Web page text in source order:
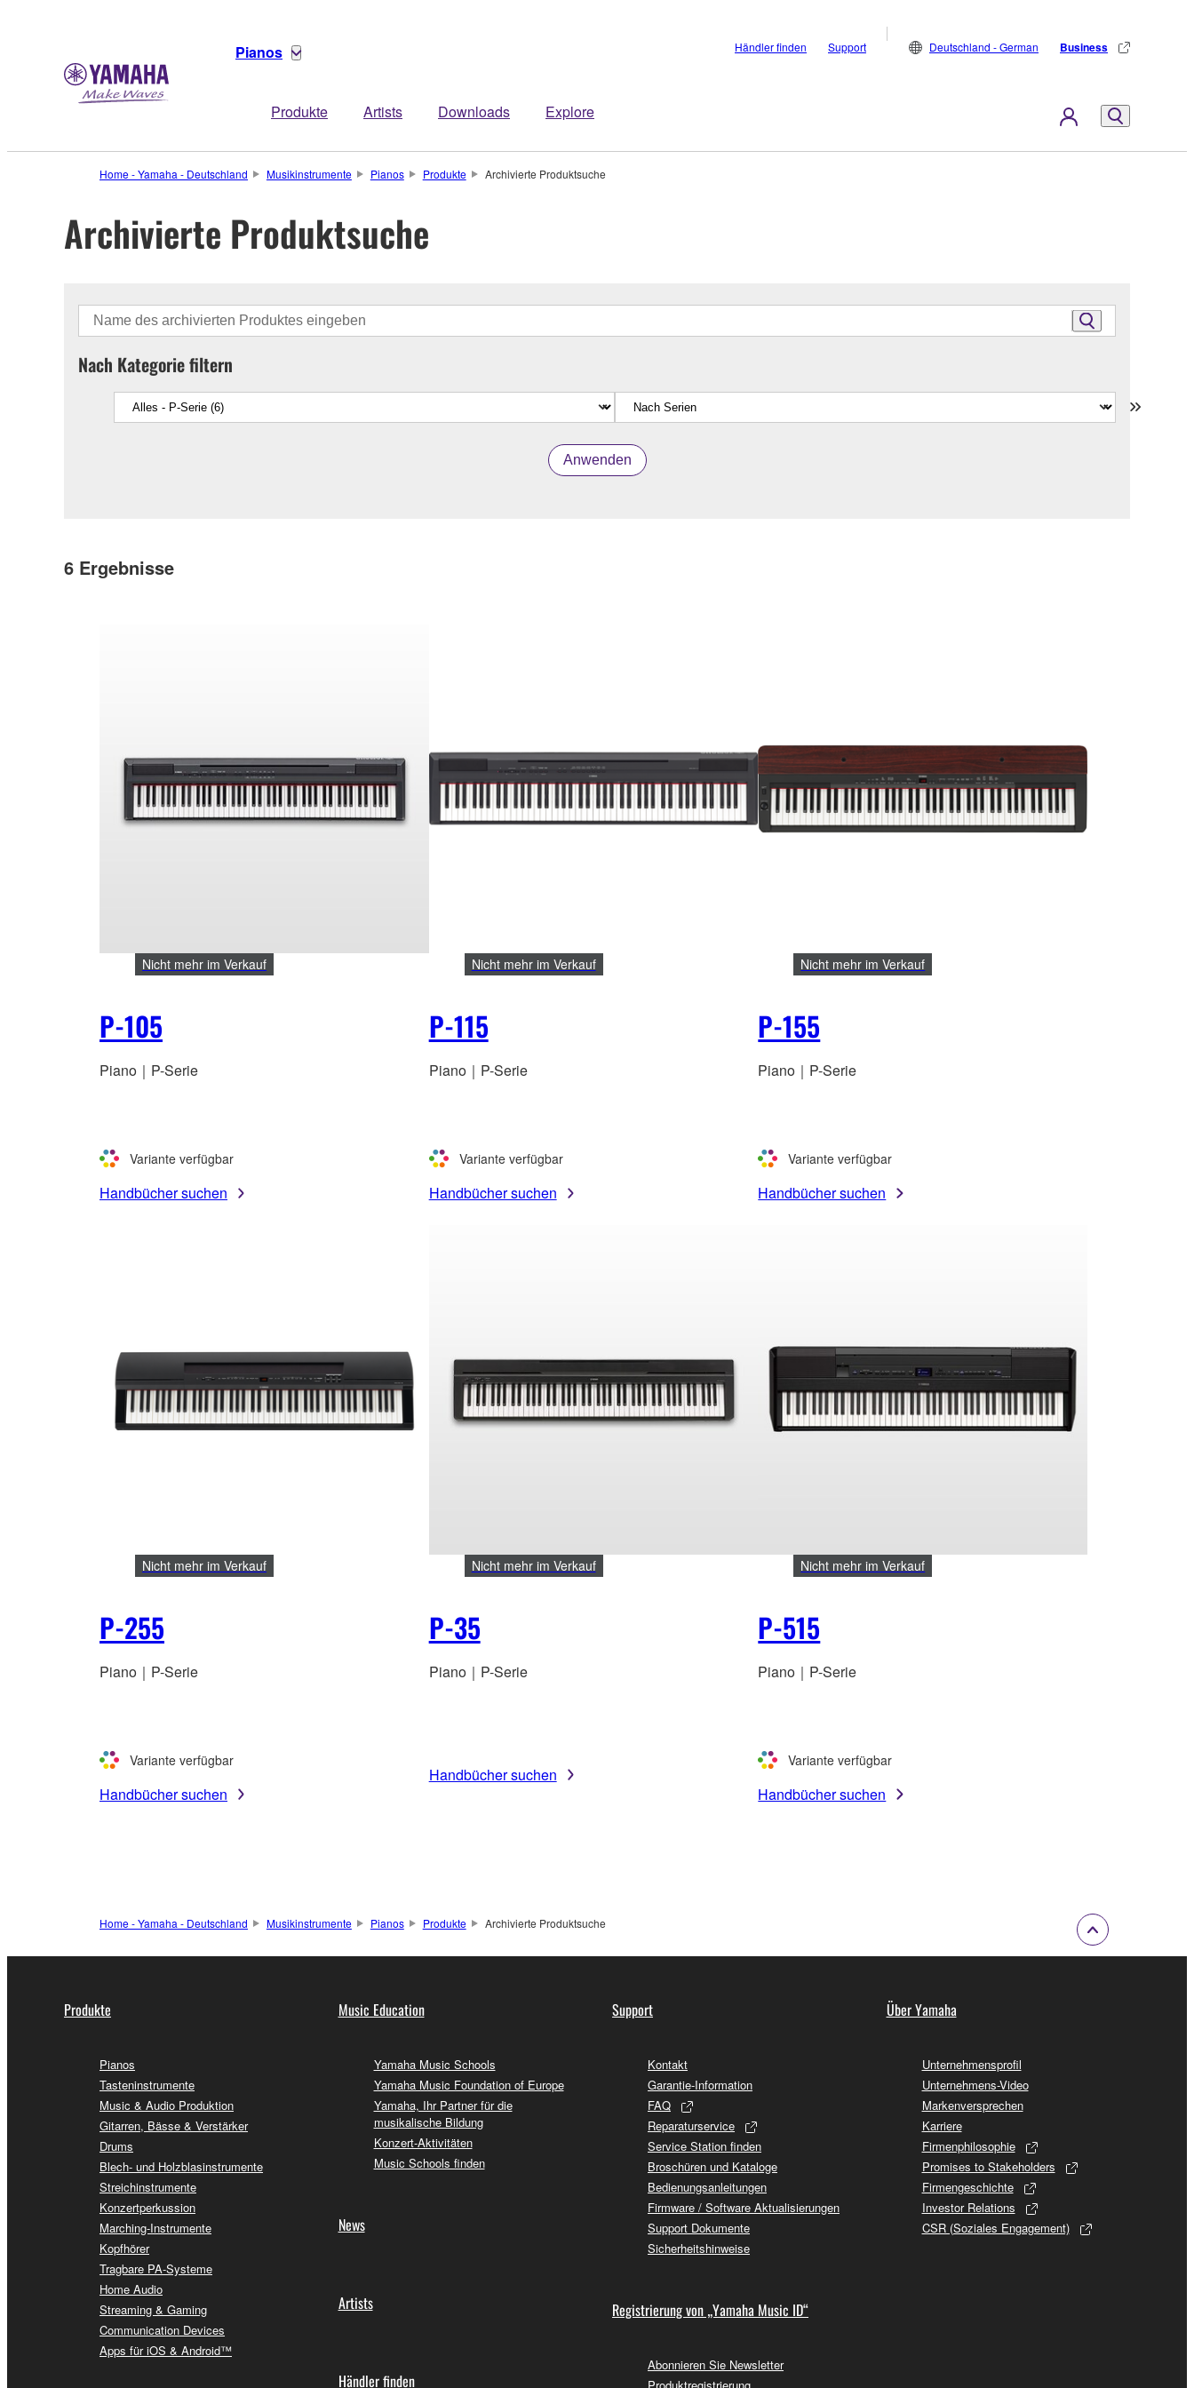
Pianos
Produkte Artists Downloads Explore
Händler finden Support Deutschland - German Business
Home - Yamaha - Deutschland Musikinstrumente Pianos Produkte Archivierte Produktsuche
Archivierte Produktsuche
Nach Kategorie filtern
Anwenden
6 Ergebnisse
P-105
Nicht mehr im Verkauf
Piano｜P-Serie
Variante verfügbar
Handbücher suchen
P-115
Nicht mehr im Verkauf
Piano｜P-Serie
Variante verfügbar
Handbücher suchen
P-155
Nicht mehr im Verkauf
Piano｜P-Serie
Variante verfügbar
Handbücher suchen
P-255
Nicht mehr im Verkauf
Piano｜P-Serie
Variante verfügbar
Handbücher suchen
P-35
Nicht mehr im Verkauf
Piano｜P-Serie
Handbücher suchen
P-515
Nicht mehr im Verkauf
Piano｜P-Serie
Variante verfügbar
Handbücher suchen
Home - Yamaha - Deutschland Musikinstrumente Pianos Produkte Archivierte Produktsuche
Produkte
Pianos
Tasteninstrumente
Music & Audio Produktion
Gitarren, Bässe & Verstärker
Drums
Blech- und Holzblasinstrumente
Streichinstrumente
Konzertperkussion
Marching-Instrumente
Kopfhörer
Tragbare PA-Systeme
Home Audio
Streaming & Gaming
Communication Devices
Apps für iOS & Android™
Music Education
Yamaha Music Schools
Yamaha Music Foundation of Europe
Yamaha, Ihr Partner für die
musikalische Bildung
Konzert-Aktivitäten
Music Schools finden
News
Artists
Händler finden
Support
Kontakt
Garantie-Information
FAQ
Reparaturservice
Service Station finden
Broschüren und Kataloge
Bedienungsanleitungen
Firmware / Software Aktualisierungen
Support Dokumente
Sicherheitshinweise
Registrierung von „Yamaha Music ID“
Abonnieren Sie Newsletter
Über Yamaha
Unternehmensprofil
Unternehmens-Video
Markenversprechen
Karriere
Firmenphilosophie
Promises to Stakeholders
Firmengeschichte
Investor Relations
CSR (Soziales Engagement)